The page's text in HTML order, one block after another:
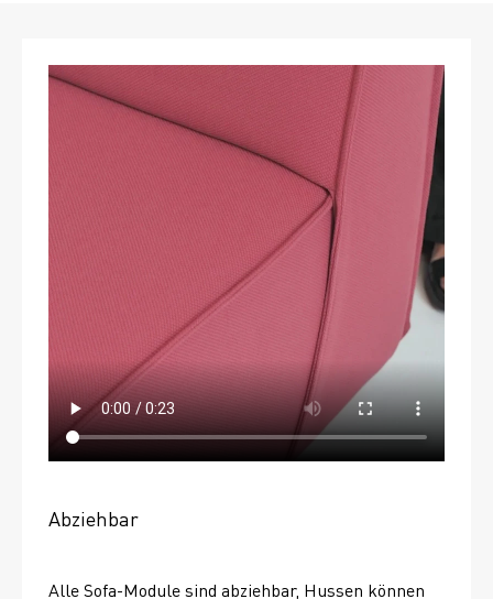
Abziehbar
Alle Sofa-Module sind abziehbar, Hussen können